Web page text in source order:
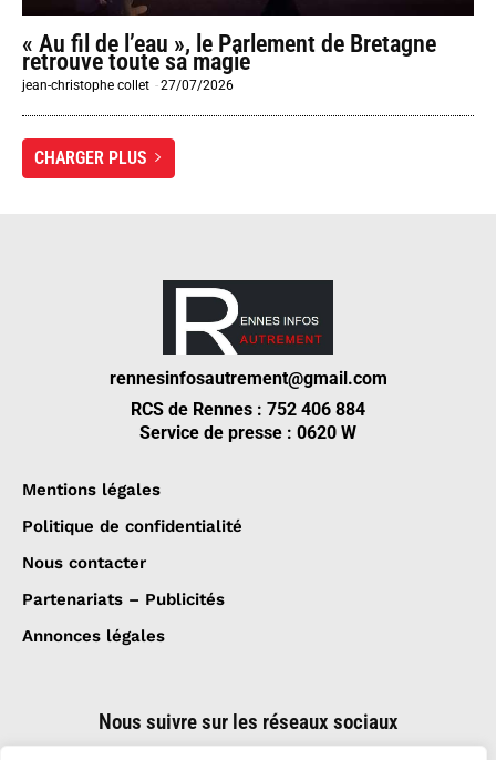
« Au fil de l’eau », le Parlement de Bretagne
retrouve toute sa magie
jean-christophe collet -27/07/2026
CHARGER PLUS
rennesinfosautrement@gmail.com
RCS de Rennes : 752 406 884
Service de presse : 0620 W
Mentions légales
Politique de confidentialité
Nous contacter
Partenariats – Publicités
Annonces légales
Nous suivre sur les réseaux sociaux